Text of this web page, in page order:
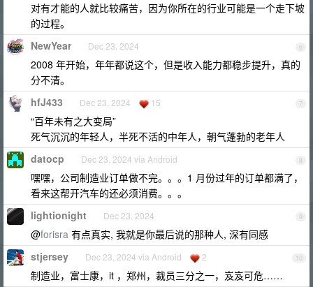
对有才能的人就比较痛苦，因为你所在的行业可能是一个走下坡
的过程。
6
NewYear Dec 23, 2024
2008 年开始，年年都说这个，但是收入能力都稳步提升，真的
分不清。
7
hfJ433 Dec 23, 2024 15
“百年未有之大变局”
死气沉沉的年轻人，半死不活的中年人，朝气蓬勃的老年人
8
datocp Dec 23, 2024 via Android
嘿嘿，公司制造业订单做不完。。。1 月份过年的订单都满了，
看来这帮开汽车的还必须消费。。。
9
lightionight Dec 23, 2024
@forisra 有点真实, 我就是你最后说的那种人, 深有同感
10
stjersey Dec 23, 2024 via Android 2
制造业，富士康，it ，郑州，裁员三分之一，岌岌可危……